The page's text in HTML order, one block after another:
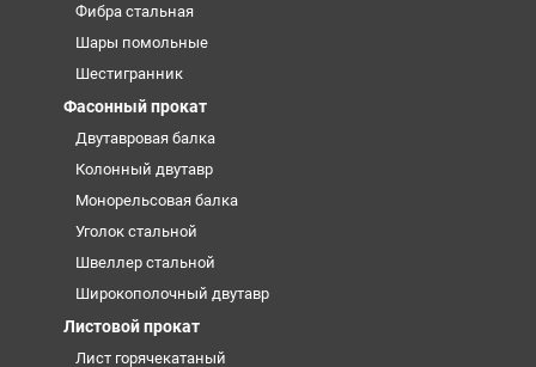
Фибра стальная
Шары помольные
Шестигранник
Фасонный прокат
Двутавровая балка
Колонный двутавр
Монорельсовая балка
Уголок стальной
Швеллер стальной
Широкополочный двутавр
Листовой прокат
Лист горячекатаный